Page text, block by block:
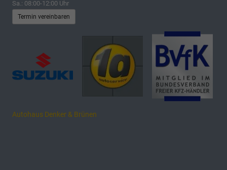
Sa.: 08:00-12:00 Uhr
Termin vereinbaren
Autohaus Denker & Brünen